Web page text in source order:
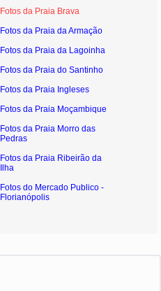
Fotos da Praia Brava
Fotos da Praia da Armação
Fotos da Praia da Lagoinha
Fotos da Praia do Santinho
Fotos da Praia Ingleses
Fotos da Praia Moçambique
Fotos da Praia Morro das
Pedras
Fotos da Praia Ribeirão da
Ilha
Fotos do Mercado Publico -
Florianópolis